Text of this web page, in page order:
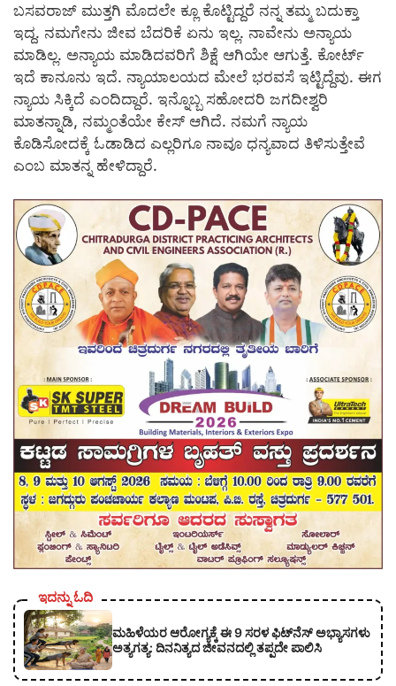
ಬಸವರಾಜ್ ಮುತ್ತಗಿ ಮೊದಲೇ ಕ್ಲೂ ಕೊಟ್ಟಿದ್ದರೆ ನನ್ನ ತಮ್ಮ ಬದುಕ್ತಾ
ಇದ್ದ. ನಮಗೇನು ಜೀವ ಬೆದರಿಕೆ ಏನು ಇಲ್ಲ. ನಾವೇನು ಅನ್ಯಾಯ
ಮಾಡಿಲ್ಲ. ಅನ್ಯಾಯ ಮಾಡಿದವರಿಗೆ ಶಿಕ್ಷೆ ಆಗಿಯೇ ಆಗುತ್ತೆ. ಕೋರ್ಟ್
ಇದೆ ಕಾನೂನು ಇದೆ. ನ್ಯಾಯಾಲಯದ ಮೇಲೆ ಭರವಸೆ ಇಟ್ಟಿದ್ದೆವು. ಈಗ
ನ್ಯಾಯ ಸಿಕ್ಕಿದೆ ಎಂದಿದ್ದಾರೆ. ಇನ್ನೊಬ್ಬ ಸಹೋದರಿ ಜಗದೀಶ್ವರಿ
ಮಾತನ್ನಾಡಿ, ನಮ್ಮಂತೆಯೇ ಕೇಸ್ ಆಗಿದೆ. ನಮಗೆ ನ್ಯಾಯ
ಕೊಡಿಸೋದಕ್ಕೆ ಓಡಾಡಿದ ಎಲ್ಲರಿಗೂ ನಾವೂ ಧನ್ಯವಾದ ತಿಳಿಸುತ್ತೇವೆ
ಎಂಬ ಮಾತನ್ನ ಹೇಳಿದ್ದಾರೆ.
ಇದನ್ನು ಓದಿ
ಮಹಿಳೆಯರ ಆರೋಗ್ಯಕ್ಕೆ ಈ 9 ಸರಳ ಫಿಟ್‌ನೆಸ್‌ ಅಭ್ಯಾಸಗಳು
ಅತ್ಯಗತ್ಯ: ದಿನನಿತ್ಯದ ಜೀವನದಲ್ಲಿ ತಪ್ಪದೇ ಪಾಲಿಸಿ